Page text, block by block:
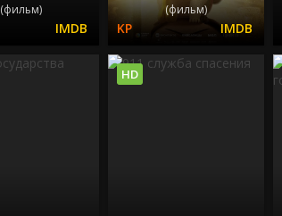
(фильм) (фильм)
HD